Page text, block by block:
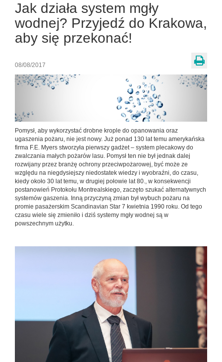
Jak działa system mgły
wodnej? Przyjedź do Krakowa,
aby się przekonać!
08/08/2017
Pomysł, aby wykorzystać drobne krople do opanowania oraz
ugaszenia pożaru, nie jest nowy. Już ponad 130 lat temu amerykańska
firma F.E. Myers stworzyła pierwszy gadżet – system plecakowy do
zwalczania małych pożarów lasu. Pomysł ten nie był jednak dalej
rozwijany przez branżę ochrony przeciwpożarowej, być może ze
względu na niegdysiejszy niedostatek wiedzy i wyobraźni, do czasu,
kiedy około 30 lat temu, w drugiej połowie lat 80., w konsekwencji
postanowień Protokołu Montrealskiego, zaczęto szukać alternatywnych
systemów gaszenia. Inną przyczyną zmian był wybuch pożaru na
promie pasażerskim Scandinavian Star 7 kwietnia 1990 roku. Od tego
czasu wiele się zmieniło i dziś systemy mgły wodnej są w
powszechnym użytku.